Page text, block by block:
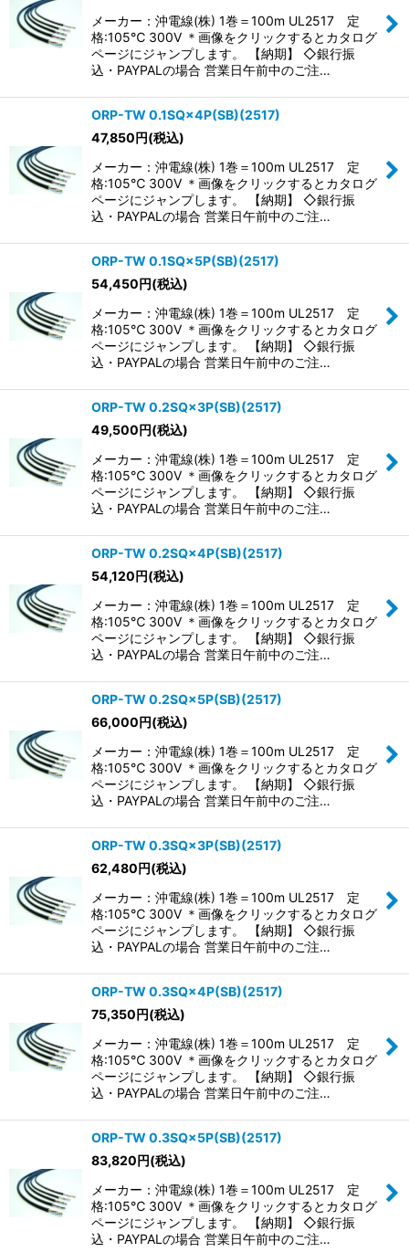
メーカー：沖電線(株) 1巻＝100m UL2517 定
格:105℃ 300V ＊画像をクリックするとカタログ
ページにジャンプします。 【納期】 ◇銀行振
込・PAYPALの場合 営業日午前中のご注…
ORP-TW 0.1SQ×4P(SB)(2517)
47,850円(税込)
メーカー：沖電線(株) 1巻＝100m UL2517 定
格:105℃ 300V ＊画像をクリックするとカタログ
ページにジャンプします。 【納期】 ◇銀行振
込・PAYPALの場合 営業日午前中のご注…
ORP-TW 0.1SQ×5P(SB)(2517)
54,450円(税込)
メーカー：沖電線(株) 1巻＝100m UL2517 定
格:105℃ 300V ＊画像をクリックするとカタログ
ページにジャンプします。 【納期】 ◇銀行振
込・PAYPALの場合 営業日午前中のご注…
ORP-TW 0.2SQ×3P(SB)(2517)
49,500円(税込)
メーカー：沖電線(株) 1巻＝100m UL2517 定
格:105℃ 300V ＊画像をクリックするとカタログ
ページにジャンプします。 【納期】 ◇銀行振
込・PAYPALの場合 営業日午前中のご注…
ORP-TW 0.2SQ×4P(SB)(2517)
54,120円(税込)
メーカー：沖電線(株) 1巻＝100m UL2517 定
格:105℃ 300V ＊画像をクリックするとカタログ
ページにジャンプします。 【納期】 ◇銀行振
込・PAYPALの場合 営業日午前中のご注…
ORP-TW 0.2SQ×5P(SB)(2517)
66,000円(税込)
メーカー：沖電線(株) 1巻＝100m UL2517 定
格:105℃ 300V ＊画像をクリックするとカタログ
ページにジャンプします。 【納期】 ◇銀行振
込・PAYPALの場合 営業日午前中のご注…
ORP-TW 0.3SQ×3P(SB)(2517)
62,480円(税込)
メーカー：沖電線(株) 1巻＝100m UL2517 定
格:105℃ 300V ＊画像をクリックするとカタログ
ページにジャンプします。 【納期】 ◇銀行振
込・PAYPALの場合 営業日午前中のご注…
ORP-TW 0.3SQ×4P(SB)(2517)
75,350円(税込)
メーカー：沖電線(株) 1巻＝100m UL2517 定
格:105℃ 300V ＊画像をクリックするとカタログ
ページにジャンプします。 【納期】 ◇銀行振
込・PAYPALの場合 営業日午前中のご注…
ORP-TW 0.3SQ×5P(SB)(2517)
83,820円(税込)
メーカー：沖電線(株) 1巻＝100m UL2517 定
格:105℃ 300V ＊画像をクリックするとカタログ
ページにジャンプします。 【納期】 ◇銀行振
込・PAYPALの場合 営業日午前中のご注…